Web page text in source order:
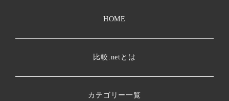
HOME
比較.netとは
カテゴリー一覧